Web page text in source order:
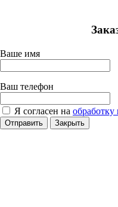
Ваше имя
Ваш телефон
Я согласен на
Отправить Закрыть